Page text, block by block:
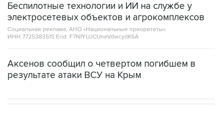
Беспилотные технологии и ИИ на службе у
электросетевых объектов и агрокомплексов
Социальная реклама, АНО «Национальные приоритеты».
ИНН 7725383515 Erid: F7NfYUJCUneVdwcydK6A
Аксенов сообщил о четвертом погибшем в
результате атаки ВСУ на Крым